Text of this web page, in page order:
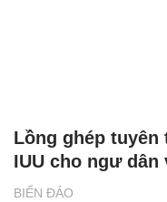
BIỂN ĐẢO
Lồng ghép
IUU cho ngư dân